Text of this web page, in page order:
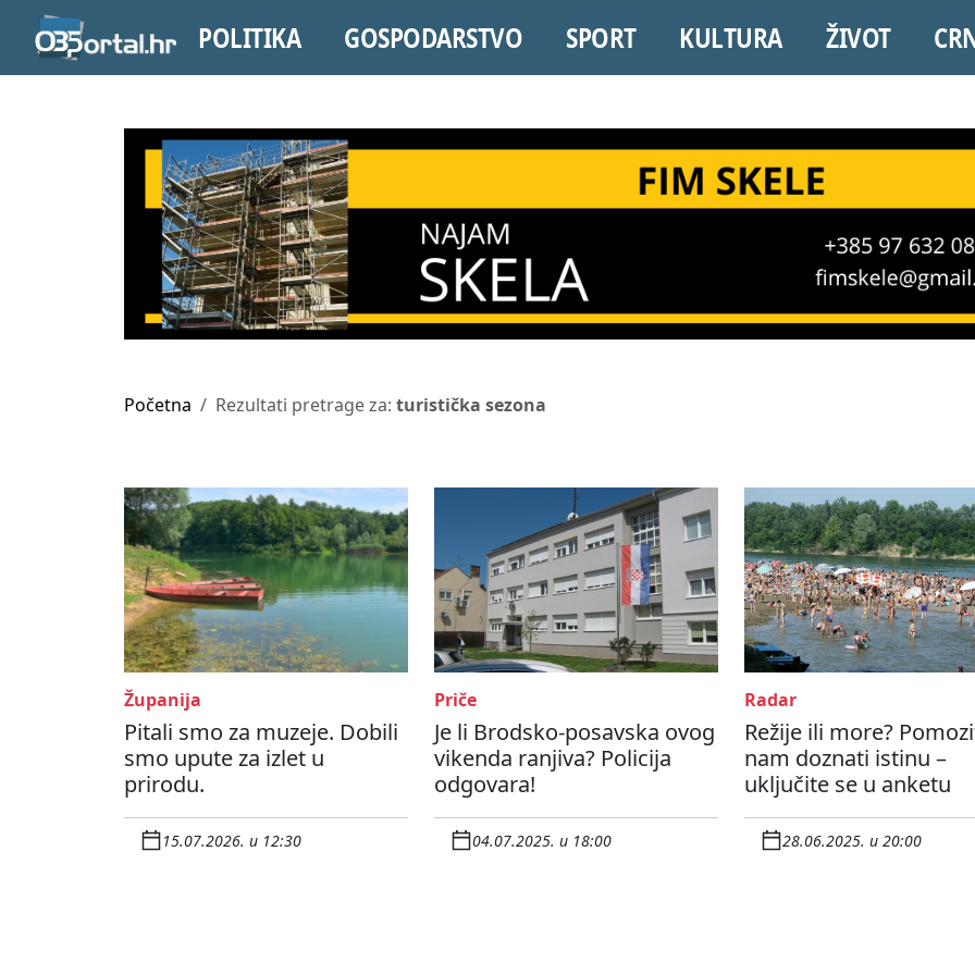
POLITIKA GOSPODARSTVO SPORT KULTURA ŽIVOT
Početna Rezultati pretrage za: turistička sezona
Županija
Pitali smo za muzeje. Dobili
smo upute za izlet u
prirodu.
15.07.2026. u 12:30
Priče
Je li Brodsko-posavska ovog
vikenda ranjiva? Policija
odgovara!
04.07.2025. u 18:00
Radar
Režije ili more?
nam doznati istinu –
uključite se u anketu
28.06.2025. u 20:00